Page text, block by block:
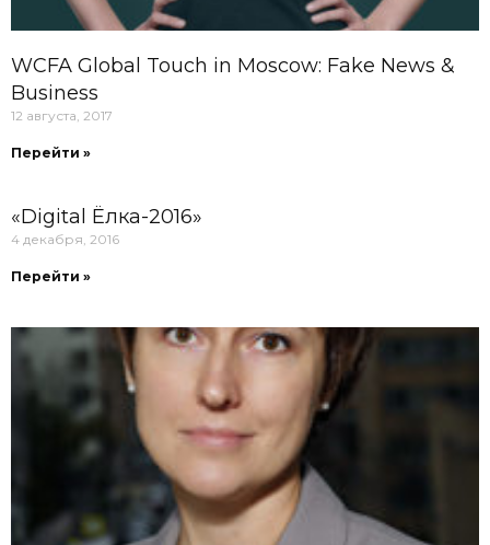
WCFA Global Touch in Moscow: Fake News &
Business
12 августа, 2017
Перейти »
«Digital Ёлка-2016»
4 декабря, 2016
Перейти »